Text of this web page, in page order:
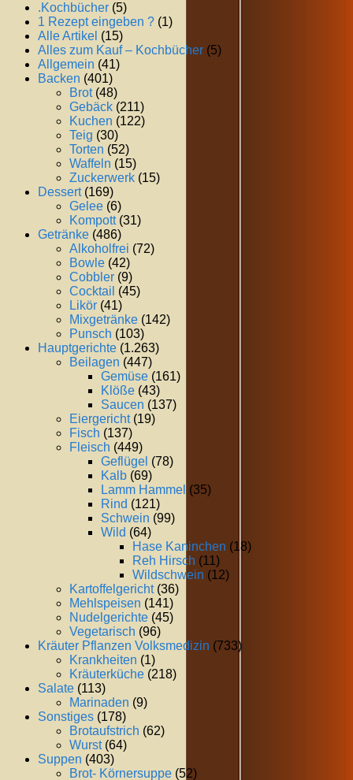
.Kochbücher (5)
1 Rezept eingeben ? (1)
Alle Artikel (15)
Alles zum Kauf – Kochbücher (5)
Allgemein (41)
Backen (401)
Brot(48)
Gebäck (211)
Kuchen (122)
Teig (30)
Torten (52)
Waffeln (15)
Zuckerwerk (15)
Dessert(169)
Gelee (6)
Kompott(31)
Getränke (486)
Alkoholfrei (72)
Bowle (42)
Cobbler (9)
Cocktail (45)
Likör (41)
Mixgetränke (142)
Punsch (103)
Hauptgerichte (1.263)
Beilagen (447)
Gemüse (161)
Klöße (43)
Saucen (137)
Eiergericht(19)
Fisch (137)
Fleisch (449)
Geflügel (78)
Kalb (69)
Lamm Hammel (35)
Rind (121)
Schwein (99)
Wild (64)
Hase Kaninchen (18)
Reh Hirsch (11)
Wildschwein (12)
Kartoffelgericht(36)
Mehlspeisen (141)
Nudelgerichte (45)
Vegetarisch (96)
Kräuter Pflanzen Volksmedizin (733)
Krankheiten (1)
Kräuterküche (218)
Salate (113)
Marinaden (9)
Sonstiges (178)
Brotaufstrich (62)
Wurst(64)
Suppen (403)
Brot- Körnersuppe (52)